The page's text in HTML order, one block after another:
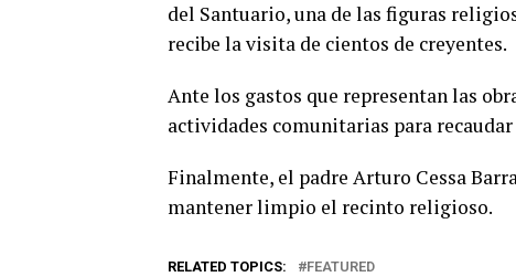
del Santuario, una de las figuras
recibe la visita de cientos de creyentes.
Ante los gastos que representan las
actividades comunitarias para
Finalmente, el padre Arturo Cessa
mantener limpio el recinto religioso.
RELATED TOPICS: FEATURED